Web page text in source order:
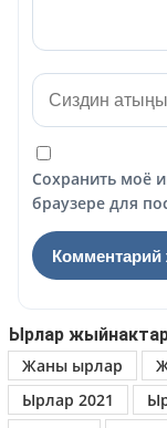
Сохранить моё
браузере для
Ырлар
Жаны ырлар
Ырлар 2021